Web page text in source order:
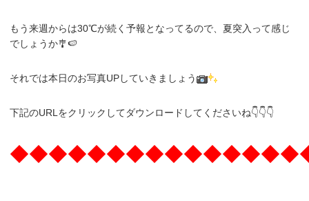
もう来週からは30℃が続く予報となってるので、夏突入って感じ
でしょうか🎐🍉
それでは本日のお写真UPしていきましょう
下記のURLをクリックしてダウンロードしてくださいね👇👇👇